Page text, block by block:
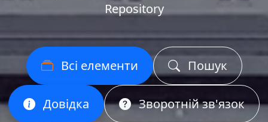
Repository
Всі елементи Пошук
Довідка Зворотній зв'язок